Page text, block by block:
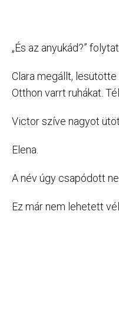
„És az anyukád?”
Clara megállt, lesütötte
Otthon varrt ruhákat.
Victor szíve nagyot
Elena.
A név úgy csapódott
Ez már nem lehetett